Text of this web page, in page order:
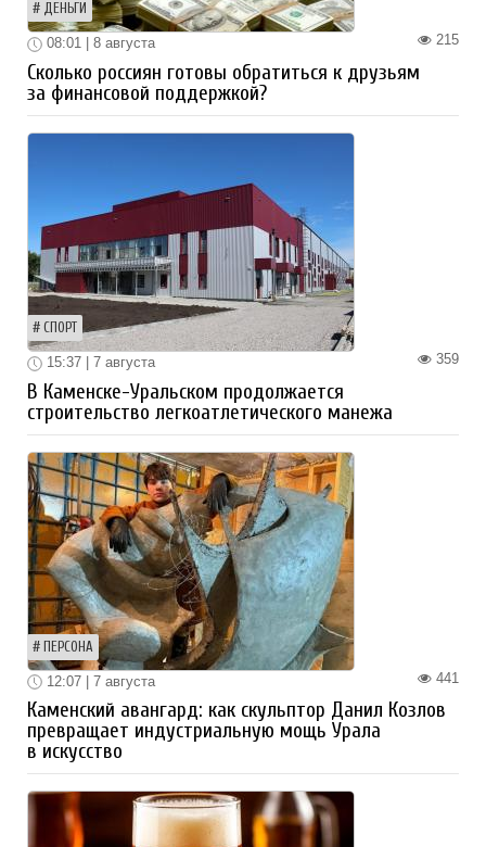
ДЕНЬГИ
215
08:01 | 8 августа
Сколько россиян готовы обратиться к друзьям
за финансовой поддержкой?
СПОРТ
359
15:37 | 7 августа
В Каменске-Уральском продолжается
строительство легкоатлетического манежа
ПЕРСОНА
441
12:07 | 7 августа
Каменский авангард: как скульптор Данил Козлов
превращает индустриальную мощь Урала
в искусство